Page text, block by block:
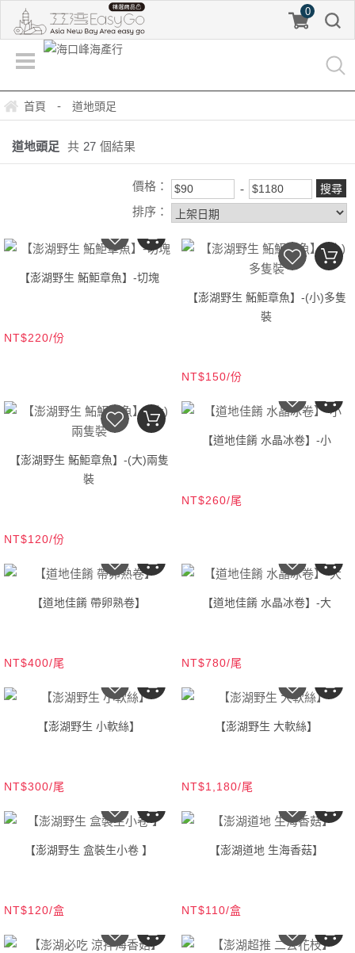
0
首頁 - 道地頭足
道地頭足 共 27 個結果
價格：
排序：
【澎湖野生 鮖鮔章魚】-切塊
NT$220/份
【澎湖野生 鮖鮔章魚】-(小)多隻
裝
NT$150/份
【澎湖野生 鮖鮔章魚】-(大)兩隻
裝
NT$120/份
【道地佳餚 水晶冰卷】-小
NT$260/尾
【道地佳餚 帶卵熟卷】
NT$400/尾
【道地佳餚 水晶冰卷】-大
NT$780/尾
【澎湖野生 小軟絲】
NT$300/尾
【澎湖野生 大軟絲】
NT$1,180/尾
【澎湖野生 盒裝生小卷 】
NT$120/盒
【澎湖道地 生海香菇】
NT$110/盒